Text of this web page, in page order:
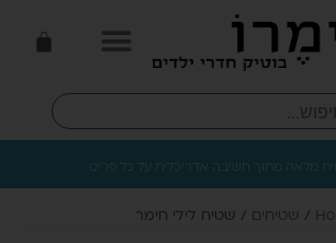
מלאה מתוך חשיבה אדריכלית על כל פריט
/ שטיחים / שטיח לילי חימר